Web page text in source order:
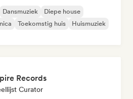
Dansmuziek
Diepe house
Toekomstig huis
Huismuziek
Records
Curator